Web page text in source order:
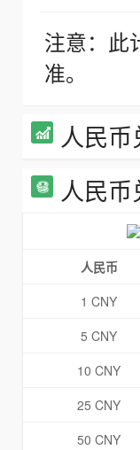
注意：此
准。
人民
人民
人民币
1 CNY
5 CNY
10 CNY
25 CNY
50 CNY